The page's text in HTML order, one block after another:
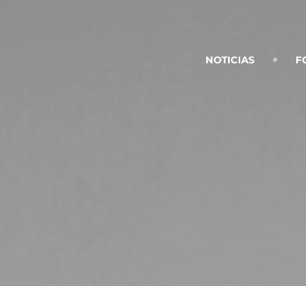
NOTICIAS